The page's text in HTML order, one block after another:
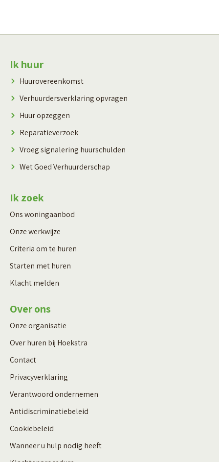
Contactinformatie
Ik huur
Huurovereenkomst
Verhuurdersverklaring opvragen
Huur opzeggen
Reparatieverzoek
Vroeg signalering huurschulden
Wet Goed Verhuurderschap
Ik zoek
Ons woningaanbod
Onze werkwijze
Criteria om te huren
Starten met huren
Klacht melden
Over ons
Onze organisatie
Over huren bij Hoekstra
Contact
Privacyverklaring
Verantwoord ondernemen
Antidiscriminatiebeleid
Cookiebeleid
Wanneer u hulp nodig heeft